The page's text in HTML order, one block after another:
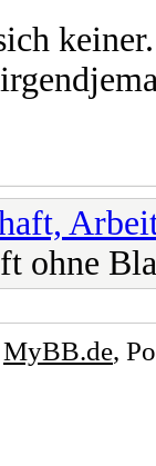
ohne
MyBB.de,